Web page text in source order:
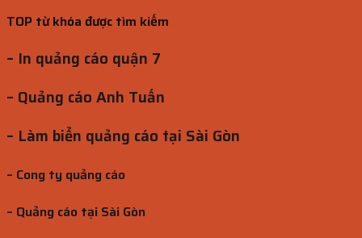
TOP từ khóa được tìm kiếm
– In quảng cáo quận 7
– Quảng cáo Anh Tuấn
– Làm biển quảng cáo tại Sài Gòn
– Cong ty quảng cáo
– Quảng cáo tại Sài Gòn